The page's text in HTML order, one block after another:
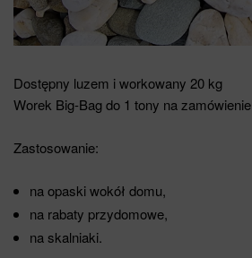
Dostępny luzem i workowany 20 kg
Worek Big-Bag do 1 tony na zamówienie
Zastosowanie:
na opaski wokół domu,
na rabaty przydomowe,
na skalniaki.